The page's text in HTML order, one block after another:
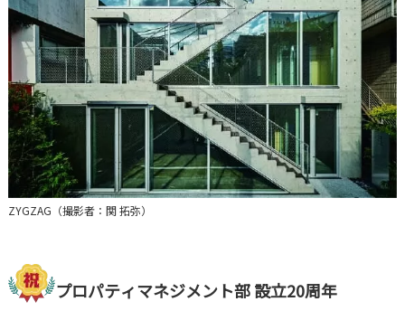
ZYGZAG（撮影者：関 拓弥）
プロパティマネジメント部 設立20周年